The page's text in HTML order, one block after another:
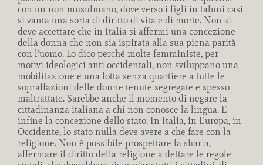
con un non musulmano, dove verso i figli in taluni casi
si vanta una sorta di diritto di vita e di morte. Non si
deve accettare che in Italia si affermi una concezione
della donna che non sia ispirata alla sua piena parità
con l’uomo. Lo dico perché molte femministe, per
motivi ideologici anti occidentali, non sviluppano una
mobilitazione e una lotta senza quartiere a tutte le
sopraffazioni delle donne tenute segregate e spesso
maltrattate. Sarebbe anche il momento di negare la
cittadinanza italiana a chi non conosce la lingua. E
infine la concezione dello stato. In Italia, in Europa, in
Occidente, lo stato nulla deve avere a che fare con la
religione. Non è possibile prospettare la sharia,
affermare il diritto della religione a dettare le regole